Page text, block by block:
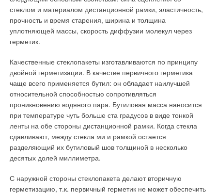
стеклом и материалом дистанционной рамки, эластичность,
прочность и время старения, ширина и толщина
уплотняющей массы, скорость диффузии молекул через
герметик.
Качественные стеклопакеты изготавливаются по принципу
двойной герметизации. В качестве первичного герметика
чаще всего применяется бутил: он обладает наилучшей
относительной способностью сопротивляться
проникновению водяного пара. Бутиловая масса наносится
при температуре чуть больше ста градусов в виде тонкой
ленты на обе стороны дистанционной рамки. Когда стекла
сдавливают, между стекла ми и рамкой остается
разделяющий их бутиловый шов толщиной в несколько
десятых долей миллиметра.
С наружной стороны стеклопакета делают вторичную
герметизацию, т.к. первичный герметик не может обеспечить